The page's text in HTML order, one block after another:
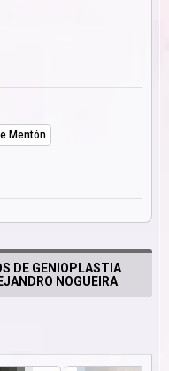
Mentón
DE GENIOPLASTIA
NOGUEIRA